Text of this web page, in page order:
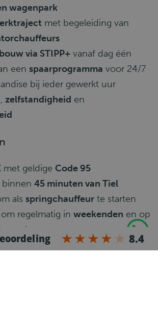
wagenpark
met begeleiding van
via STIPP+ vanaf dag één
een spaarprogramma voor 24/7
bij ieder gewerkt uur
, zelfstandigheid en
met geldige Code 95
45 minuten van Tiel
als springchauffeur te starten
regelmatig in weekenden en op
te werken
verantwoordelijk enklantgericht